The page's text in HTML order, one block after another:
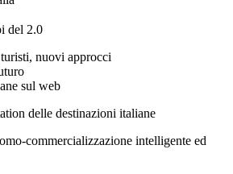
del 2.0
nuovi approcci
sul web
delle destinazioni italiane
commercializzazione intelligente ed